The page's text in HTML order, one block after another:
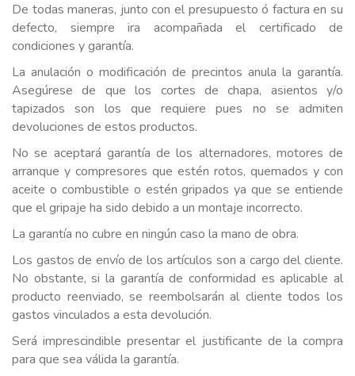
De todas maneras, junto con el presupuesto ó factura en su
defecto, siempre ira acompañada el certificado de
condiciones y garantía.
La anulación o modificación de precintos anula la garantía.
Asegúrese de que los cortes de chapa, asientos y/o
tapizados son los que requiere pues no se admiten
devoluciones de estos productos.
No se aceptará garantía de los alternadores, motores de
arranque y compresores que estén rotos, quemados y con
aceite o combustible o estén gripados ya que se entiende
que el gripaje ha sido debido a un montaje incorrecto.
La garantía no cubre en ningún caso la mano de obra.
Los gastos de envío de los artículos son a cargo del cliente.
No obstante, si la garantía de conformidad es aplicable al
producto reenviado, se reembolsarán al cliente todos los
gastos vinculados a esta devolución.
Será imprescindible presentar el justificante de la compra
para que sea válida la garantía.